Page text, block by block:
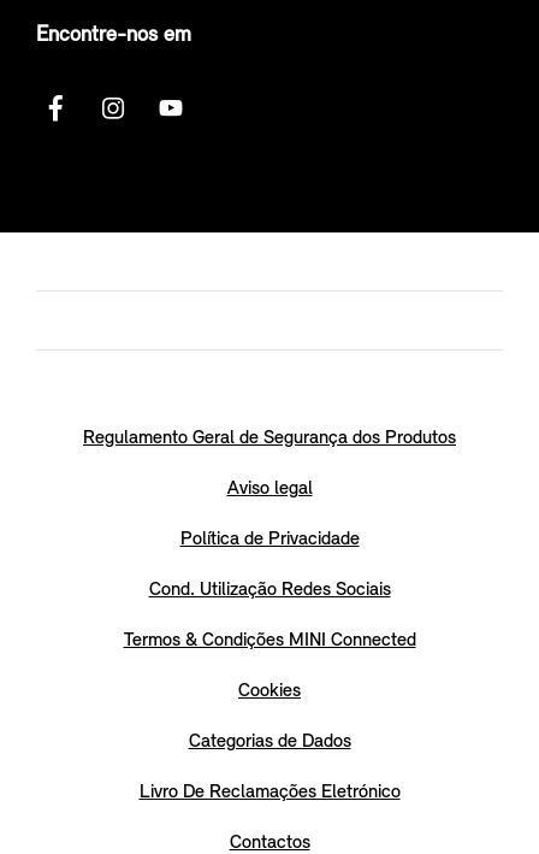
Encontre-nos em
Regulamento Geral de Segurança dos Produtos
Aviso legal
Política de Privacidade
Cond. Utilização Redes Sociais
Termos & Condições MINI Connected
Cookies
Categorias de Dados
Livro De Reclamações Eletrónico
Contactos